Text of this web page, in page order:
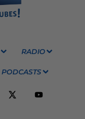
RADIO
PODCASTS